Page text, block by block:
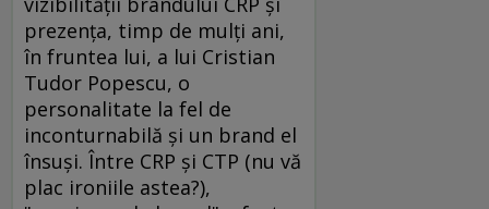
prezenţa, timp de mulţi ani,
în fruntea lui, a lui Cristian
Tudor Popescu, o
personalitate la fel de
inconturnabilă şi un brand el
însuşi. Între CRP şi CTP (nu vă
plac ironiile astea?),